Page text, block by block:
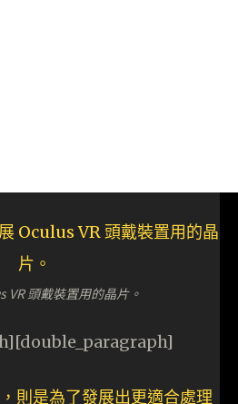
VR 頭戴裝置用的晶片。